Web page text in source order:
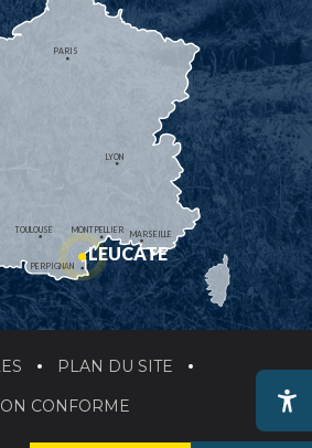
MONTPELLIER
PERPIGNAN
MARSEILLE
TOULOUSE
LYON
PARIS
LEUCATE
PLAN DU SITE
CONFORME